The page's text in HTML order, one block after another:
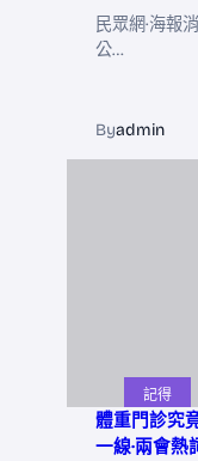
民眾網·海報
公…
Byadmin
記得
體重門診究
一線·兩會熱